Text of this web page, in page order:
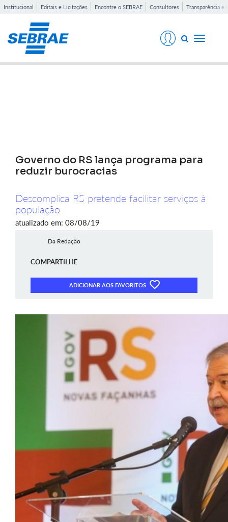
Institucional Editais e Licitações Encontre o SEBRAE Consultores Transparência e
Toggle
Governo do RS lança programa para
reduzir burocracias
Descomplica RS pretende facilitar serviços à
população
atualizado em: 08/08/19
Da Redação
COMPARTILHE
ADICIONAR AOS FAVORITOS